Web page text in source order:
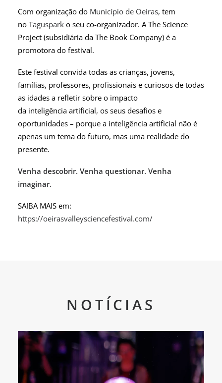
Com organização do Município de Oeiras, tem
no Taguspark o seu co-organizador. A The Science
Project (subsidiária da The Book Company) é a
promotora do festival.
Este festival convida todas as crianças, jovens,
famílias, professores, profissionais e curiosos de todas
as idades a refletir sobre o impacto
da inteligência artificial, os seus desafios e
oportunidades – porque a inteligência artificial não é
apenas um tema do futuro, mas uma realidade do
presente.
Venha descobrir. Venha questionar. Venha
imaginar.
SAIBA MAIS em:
https://oeirasvalleysciencefestival.com/
NOTÍCIAS